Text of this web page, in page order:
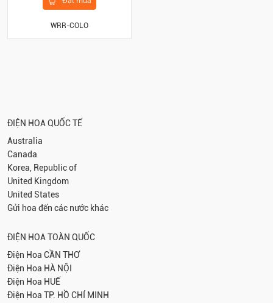
WRR-COLO
ĐIỆN HOA QUỐC TẾ
Australia
Canada
Korea, Republic of
United Kingdom
United States
Gửi hoa đến các nước khác
ĐIỆN HOA TOÀN QUỐC
Điện Hoa CẦN THƠ
Điện Hoa HÀ NỘI
Điện Hoa HUẾ
Điện Hoa TP. HỒ CHÍ MINH